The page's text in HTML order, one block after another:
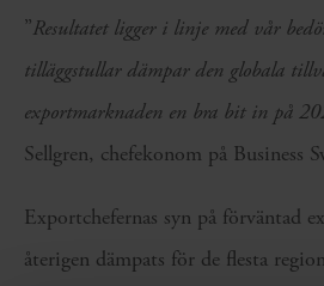
”Resultatet ligger i linje med vår
tilläggstullar dämpar den globala
exportmarknaden en bra bit in på
Sellgren, chefekonom på Business
Exportchefernas syn på förväntad
återigen dämpats för de flesta